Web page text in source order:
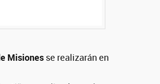
Misiones se realizarán en